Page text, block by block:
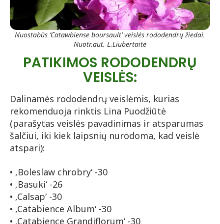
Nuostabūs ‘Catawbiense boursault’ veislės rododendrų žiedai.
Nuotr.aut. L.Liubertaitė
PATIKIMOS RODODENDRŲ
VEISLĖS:
Dalinamės rododendrų veislėmis, kurias
rekomenduoja rinktis Lina Puodžiūtė
(parašytas veislės pavadinimas ir atsparumas
šalčiui, iki kiek laipsnių nurodoma, kad veislė
atspari):
• ‚Boleslaw chrobry‘ -30
• ‚Basuki‘ -26
• ‚Calsap‘ -30
• ‚Catabience Album‘ -30
• ‚Catabience Grandiflorum‘ -30